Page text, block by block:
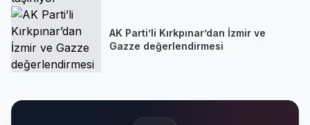
AK Parti’li Kırkpınar’dan İzmir ve
Gazze değerlendirmesi